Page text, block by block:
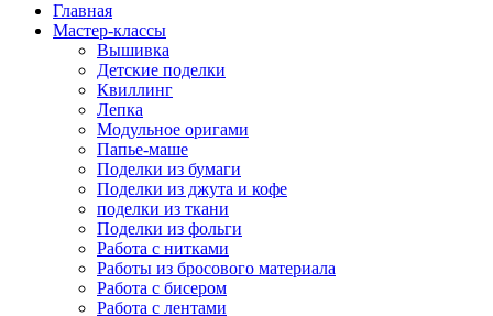
Главная
Мастер-классы
Вышивка
Детские поделки
Квиллинг
Лепка
Модульное оригами
Папье-маше
Поделки из бумаги
Поделки из джута и кофе
поделки из ткани
Поделки из фольги
Работа с нитками
Работы из бросового материала
Работа с бисером
Работа с лентами